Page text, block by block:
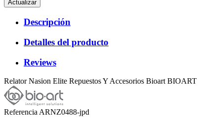
Descripción
Detalles del producto
Reviews
Relator Nasion Elite Repuestos Y Accesorios Bioart BIOART
Referencia ARNZ0488-jpd